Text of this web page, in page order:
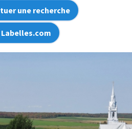
une recherche